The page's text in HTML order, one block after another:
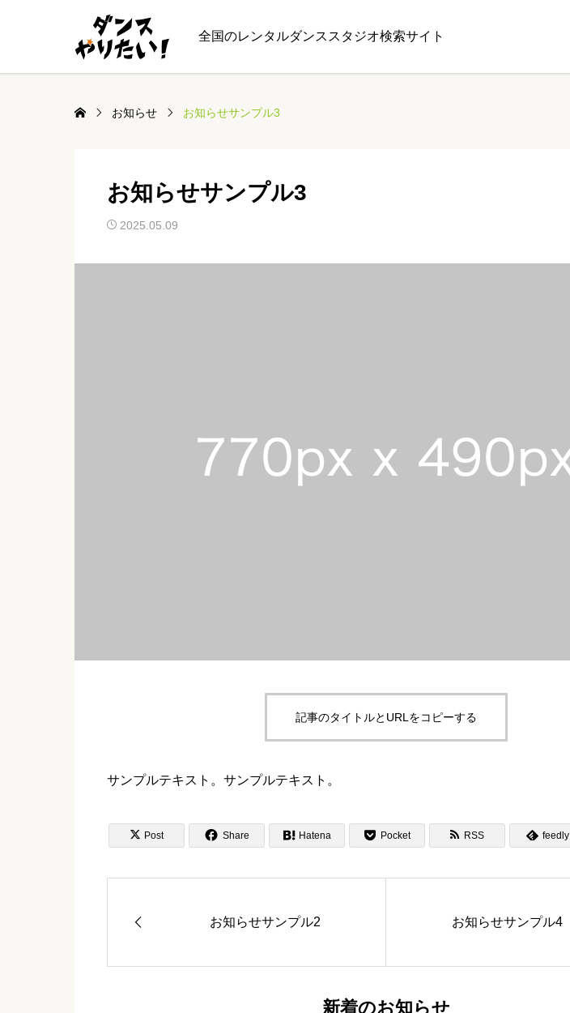
全国のレンタルダンススタジオ検索サイト
お知らせ お知らせサンプル3
お知らせサンプル3
2025.05.09
記事のタイトルとURLをコピーする
サンプルテキスト。サンプルテキスト。
 Post  Share  Hatena  Pocket  RSS  feedly
お知らせサンプル2 お知らせサンプル4
新着のお知らせ